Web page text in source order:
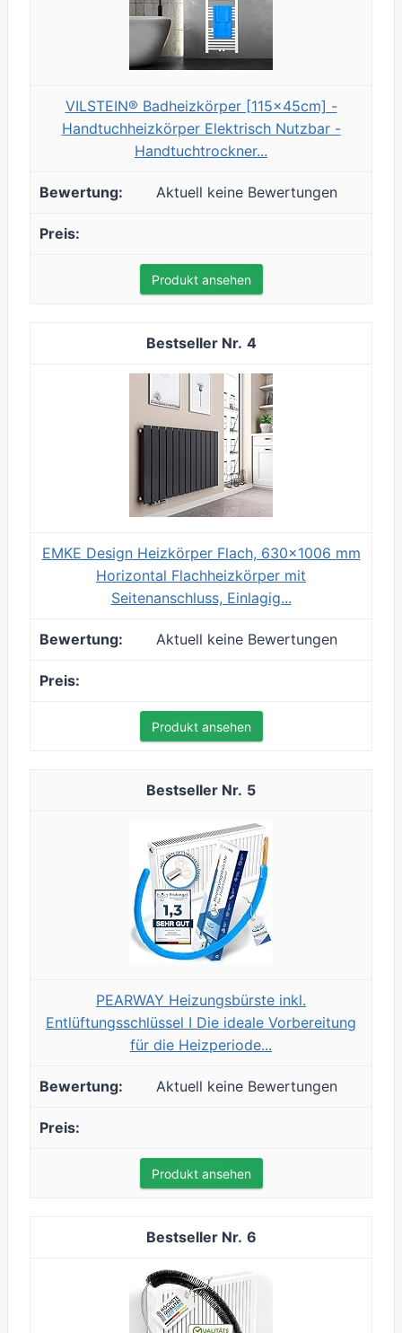
VILSTEIN® Badheizkörper [115x45cm] -
Handtuchheizkörper Elektrisch Nutzbar -
Handtuchtrockner...
Aktuell keine Bewertungen
Produkt ansehen
4
EMKE Design Heizkörper Flach, 630x1006 mm
Horizontal Flachheizkörper mit
Seitenanschluss, Einlagig...
Aktuell keine Bewertungen
Produkt ansehen
5
PEARWAY Heizungsbürste inkl.
Entlüftungsschlüssel I Die ideale Vorbereitung
für die Heizperiode...
Aktuell keine Bewertungen
Produkt ansehen
6